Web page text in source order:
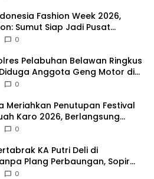
Fashion Week 2026,
Sumut Siap Jadi Pusat
Lewat Wastra
0
Pelabuhan Belawan Ringkus
Anggota Geng Motor di
0
Meriahkan Penutupan Festival
Karo 2026, Berlangsung
Pengamanan Gabungan
0
KA Putri Deli di
Plang Perbaungan, Sopir
0